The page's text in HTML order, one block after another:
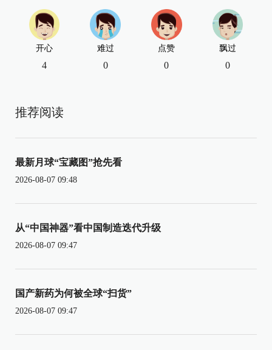
开心
4
难过
0
点赞
0
飘过
0
推荐阅读
最新月球“宝藏图”抢先看
2026-08-07 09:48
从“中国神器”看中国制造迭代升级
2026-08-07 09:47
国产新药为何被全球“扫货”
2026-08-07 09:47